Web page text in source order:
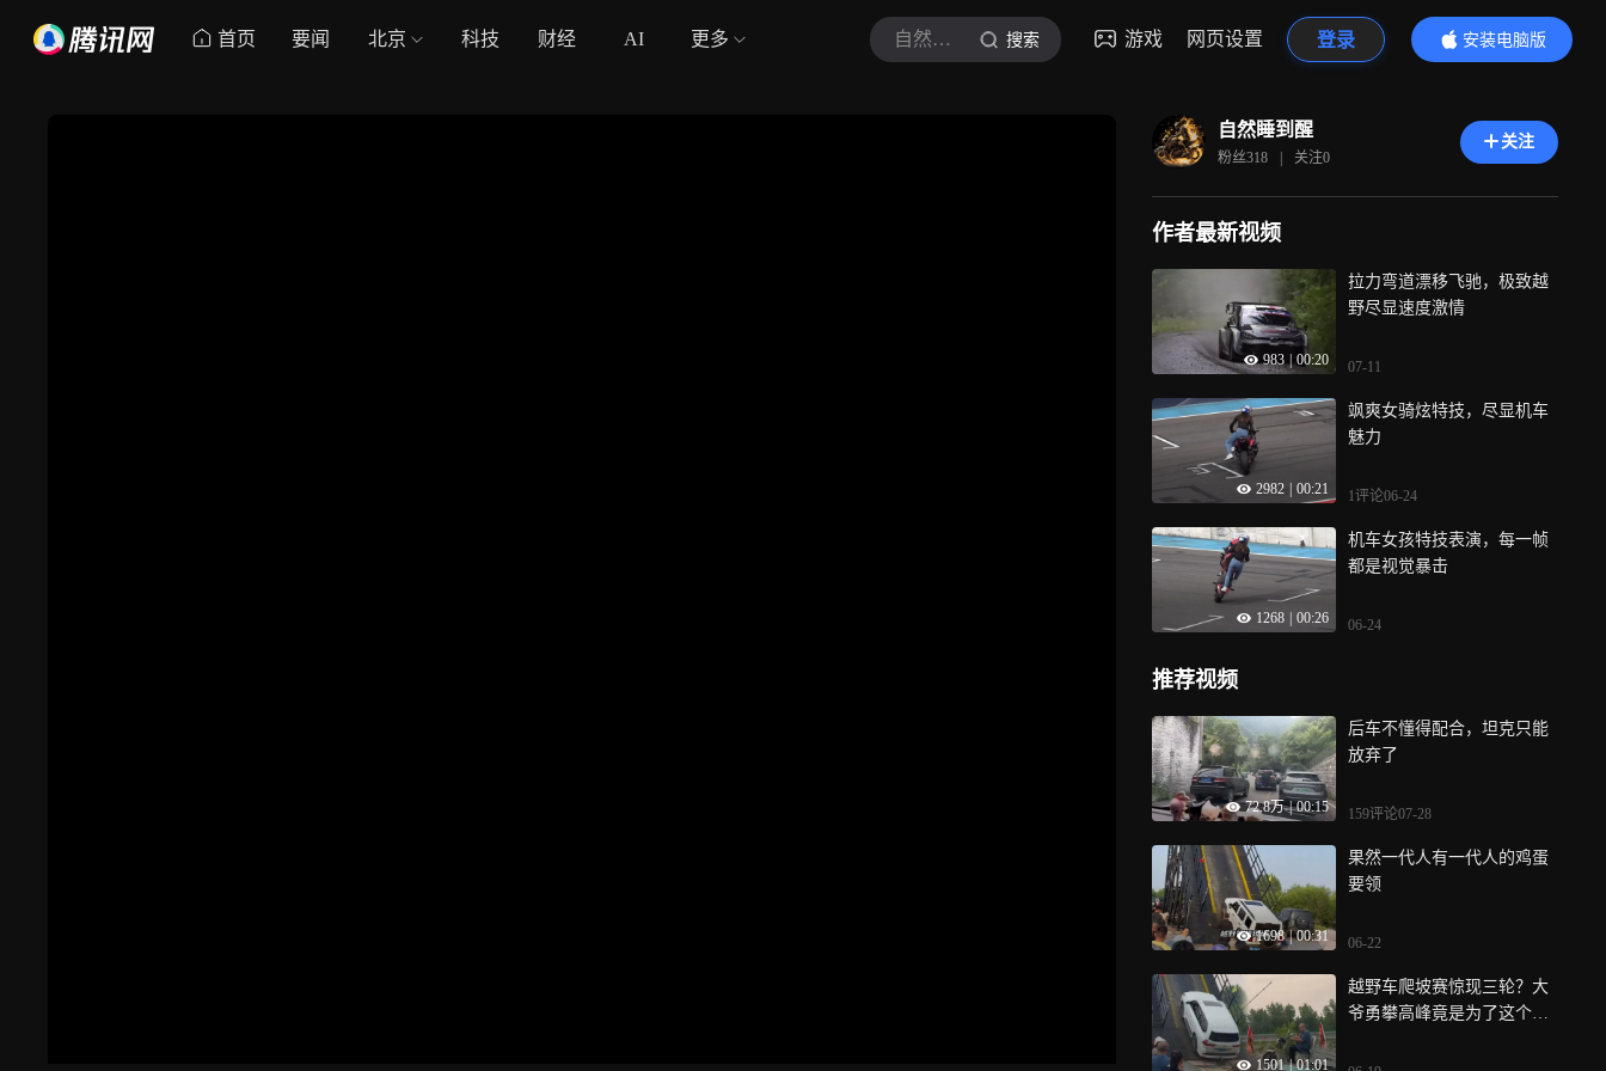
首页 要闻 北京 科技 财经 AI 更多 自然睡到醒 搜索 游戏 网页设置 登录
安装电脑版
内容更精彩
自然睡到醒
粉丝318 | 关注0
关注
作者最新视频
983 00:20
拉力弯道漂移飞驰，极致越
野尽显速度激情
07-11
2982 00:21
飒爽女骑炫特技，尽显机车
魅力
1评论06-24
1268 00:26
机车女孩特技表演，每一帧
都是视觉暴击
06-24
推荐视频
72.8万 | 00:15
后车不懂得配合，坦克只能
放弃了
159评论07-28
1698 | 00:31
果然一代人有一代人的鸡蛋
要领
06-22
1501 | 01:01
越野车爬坡赛惊现三轮？大
爷勇攀高峰竟是为了这个，